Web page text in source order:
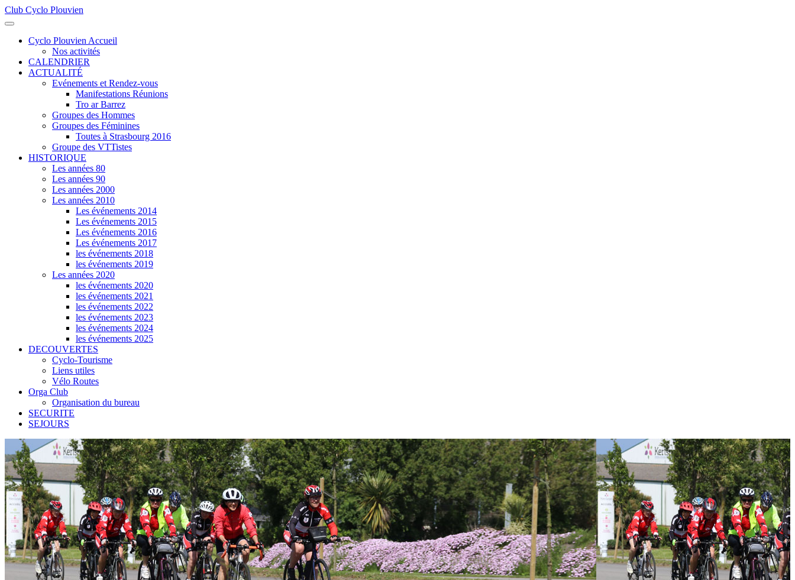
Club Cyclo Plouvien
Cyclo Plouvien Accueil
Nos activités
CALENDRIER
ACTUALITÉ
Evénements et Rendez-vous
Manifestations Réunions
Tro ar Barrez
Groupes des Hommes
Groupes des Féminines
Toutes à Strasbourg 2016
Groupe des VTTistes
HISTORIQUE
Les années 80
Les années 90
Les années 2000
Les années 2010
Les événements 2014
Les événements 2015
Les événements 2016
Les événements 2017
les événements 2018
les événements 2019
Les années 2020
les événements 2020
les événements 2021
les événements 2022
les événements 2023
les événements 2024
les événements 2025
DECOUVERTES
Cyclo-Tourisme
Liens utiles
Vélo Routes
Orga Club
Organisation du bureau
SECURITE
SEJOURS
précédente
précédent
suivante
suivant